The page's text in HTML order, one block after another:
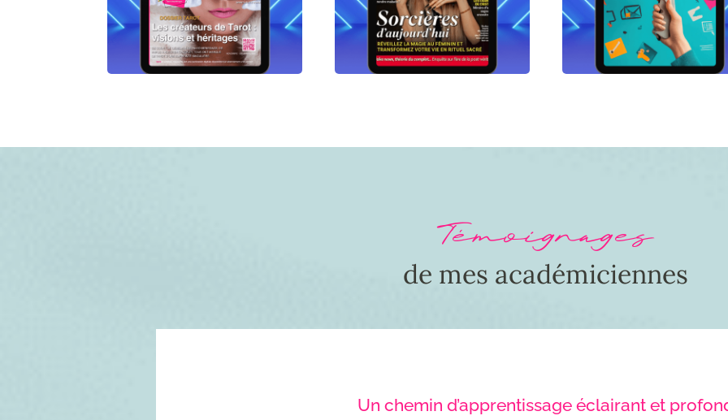
Témoignages
de mes académiciennes
Un chemin d’apprentissage éclairant et